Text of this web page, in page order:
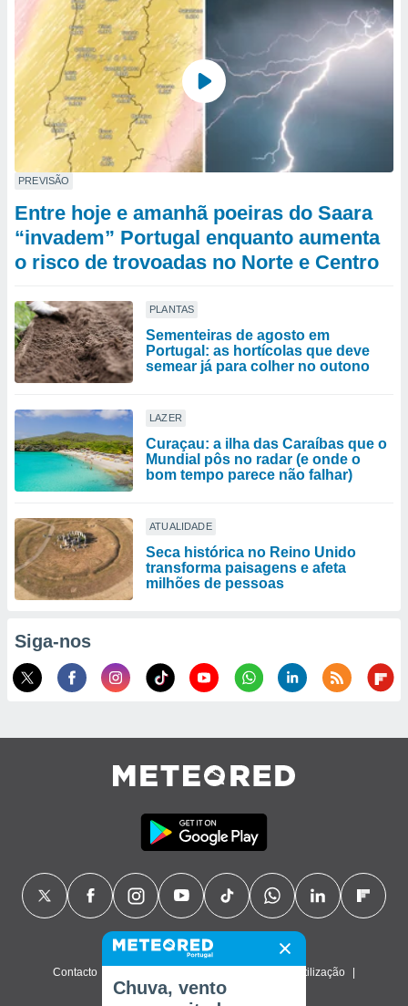
PREVISÃO
Entre hoje e amanhã poeiras do Saara
“invadem” Portugal enquanto aumenta
o risco de trovoadas no Norte e Centro
PLANTAS
Sementeiras de agosto em
Portugal: as hortícolas que deve
semear já para colher no outono
LAZER
Curaçau: a ilha das Caraíbas que o
Mundial pôs no radar (e onde o
bom tempo parece não falhar)
ATUALIDADE
Seca histórica no Reino Unido
transforma paisagens e afeta
milhões de pessoas
Siga-nos
Contacto Termos de utilização
Chuva, vento